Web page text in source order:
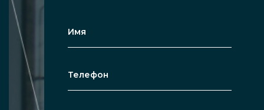
становиться различными по
характеристикам и пропускать самый
разный уровень солнечного света под
регулируемым электрическим
напряжением. Степень затемнения смарт
перегородки, которой зонируют помещения,